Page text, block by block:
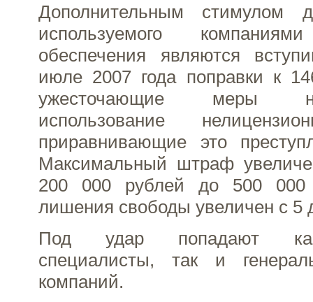
Дополнительным стимулом
используемого
обеспечения являются
июле 2007 года поправки к
ужесточающие меры
использование
приравнивающие это
Максимальный штраф
200 000 рублей до 500 000
лишения свободы увеличен с 5
Под удар попадают как
специалисты, так и
компаний.